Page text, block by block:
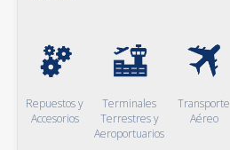
Repuestos y
Accesorios
Terminales
Terrestres y
Aeroportuarios
Transporte
Aéreo